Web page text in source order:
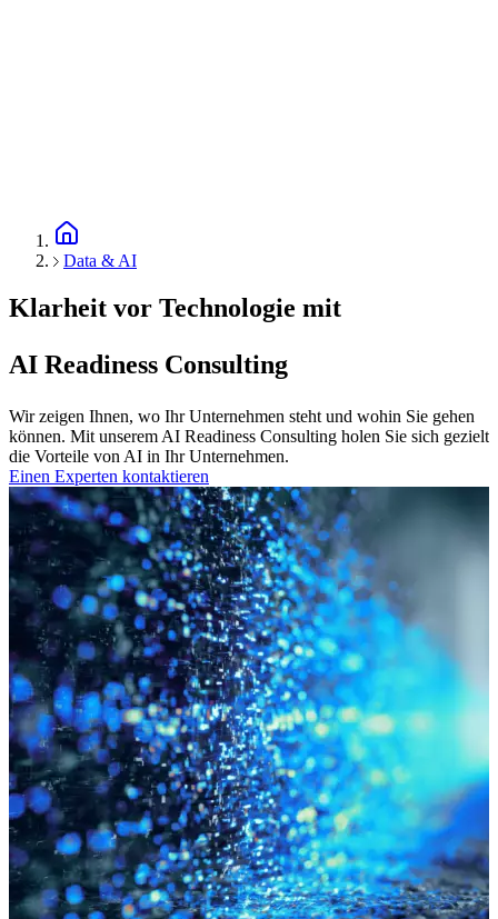
Data & AI
Klarheit vor Technologie mit
AI Readiness Consulting
Wir zeigen Ihnen, wo Ihr Unternehmen steht und wohin Sie gehen
können. Mit unserem AI Readiness Consulting holen Sie sich gezielt
die Vorteile von AI in Ihr Unternehmen.
Einen Experten kontaktieren